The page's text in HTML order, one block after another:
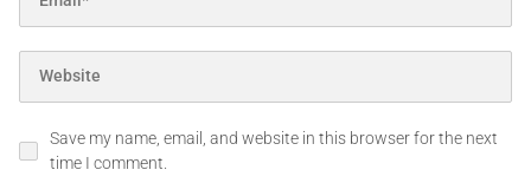
Save my name, email, and website in this browser for the next
time I comment.